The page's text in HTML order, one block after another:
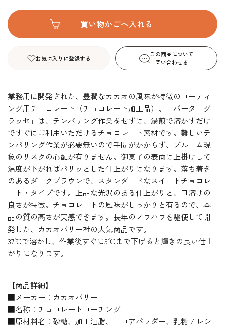
お気に入りに登録する
この商品について
問い合わせる
業務用に開発された、豊潤なカカオの風味が特徴のコーティ
ング用チョコレート（チョコレート加工品）。「パータ グ
ラッセ」は、テンパリング作業をせずに、湯煎で溶かすだけ
ですぐにご利用いただけるチョコレート素材です。難しいテ
ンパリング作業が必要無いので手間がかからず、ブルーム現
象のリスクの心配が有りません。御菓子の表面に上掛けして
温度が下がればパリッとした仕上がりになります。落ち着き
のあるダークブラウンで、スタンダードなスイートチョコレ
ート・タイプです。上品な光沢のある仕上がりと、口溶けの
良さが特徴。チョコレートの風味がしっかりと有るので、本
品の質の高さが実感できます。長年のノウハウを駆使して開
発した、カカオバリー社の人気商品です。
37℃で溶かし、作業後すぐに5℃まで下げると輝きの良い仕上
がりになります。
【商品詳細】
■メーカー：カカオバリー
■名称：チョコレートコーチング
■原材料名：砂糖、加工油脂、ココアパウダー、乳糖 / レシ